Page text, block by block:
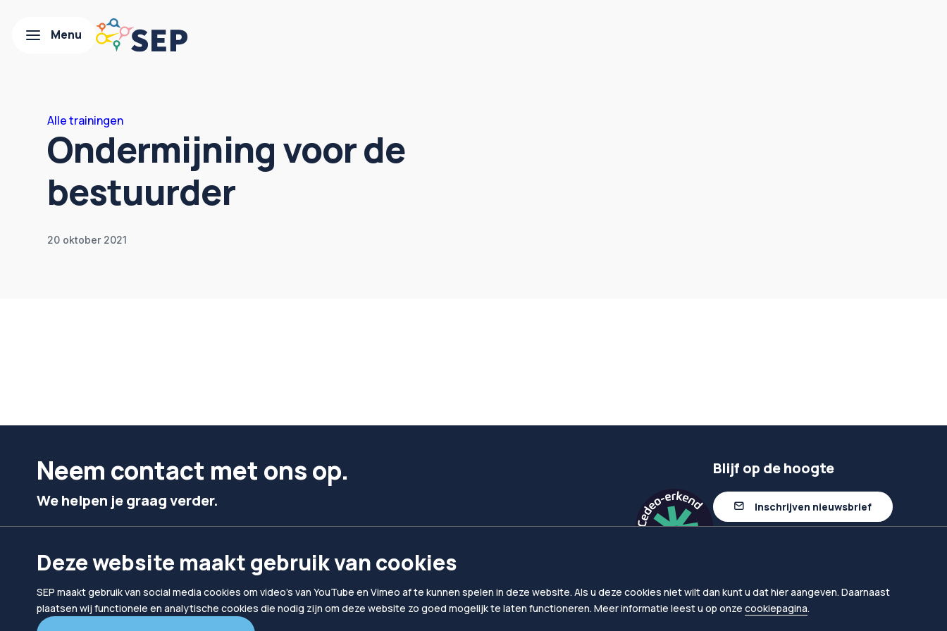
Alle trainingen
Ondermijning voor de
bestuurder
20 oktober 2021
Neem contact met ons op.
We helpen je graag verder.
024 302 10 10 hallo@sep.nl
Blijf op de hoogte
Inschrijven nieuwsbrief
Deze website maakt gebruik van cookies
SEP maakt gebruik van social media cookies om video's van YouTube en Vimeo af te kunnen spelen in deze website. Als u deze cookies niet wilt dan kunt u dat hier aangeven. Daarnaast
plaatsen wij functionele en analytische cookies die nodig zijn om deze website zo goed mogelijk te laten functioneren. Meer informatie leest u op onze cookiepagina.